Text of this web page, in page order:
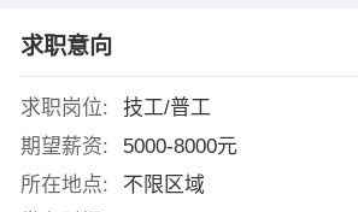
求职意向
求职岗位:
技工/普工
期望薪资:
5000-8000元
所在地点:
不限区域